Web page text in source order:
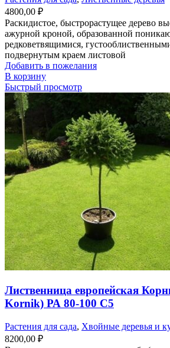
4800,00 ₽
Раскидистое, быстрорастущее дерево
ажурной кроной, образованной
редковетвящимися,
подвернутым краем листовой
Добавить в пожелания
В корзину
Быстрый просмотр
Лиственница европейская
Kornik) РА 80-100 С5
Растения для сада, Хвойные деревья и
8200,00 ₽